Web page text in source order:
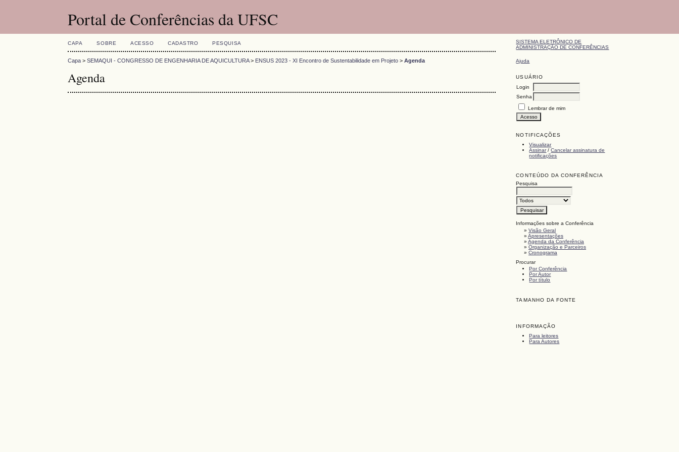
Portal de Conferências da UFSC
SISTEMA ELETRÔNICO DE
ADMINISTRAÇÃO DE CONFERÊNCIAS
Ajuda
USUÁRIO
Login
Senha
Lembrar de mim
NOTIFICAÇÕES
Visualizar
Assinar/Cancelar assinatura de
notificações
CONTEÚDO DA CONFERÊNCIA
Pesquisa
Informações sobre a Conferência
»Visão Geral
»Apresentações
»Agenda da Conferência
»Organização e Parceiros
»Cronograma
Procurar
Por Conferência
Por Autor
Por título
TAMANHO DA FONTE
INFORMAÇÃO
Para leitores
Para Autores
CAPA SOBRE ACESSO CADASTRO PESQUISA
Capa >SEMAQUI - CONGRESSO DE ENGENHARIA DE AQUICULTURA> ENSUS 2023 - XI Encontro de Sustentabilidade em Projeto >Agenda
Agenda